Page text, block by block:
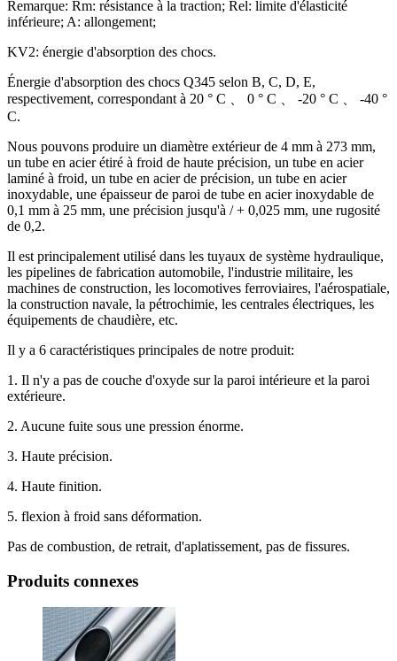
Remarque: Rm: résistance à la traction; Rel: limite d'élasticité
inférieure; A: allongement;
KV2: énergie d'absorption des chocs.
Énergie d'absorption des chocs Q345 selon B, C, D, E,
respectivement, correspondant à 20 ° C 、 0 ° C 、 -20 ° C 、 -40 °
C.
Nous pouvons produire un diamètre extérieur de 4 mm à 273 mm,
un tube en acier étiré à froid de haute précision, un tube en acier
laminé à froid, un tube en acier de précision, un tube en acier
inoxydable, une épaisseur de paroi de tube en acier inoxydable de
0,1 mm à 25 mm, une précision jusqu'à / + 0,025 mm, une rugosité
de 0,2.
Il est principalement utilisé dans les tuyaux de système hydraulique,
les pipelines de fabrication automobile, l'industrie militaire, les
machines de construction, les locomotives ferroviaires, l'aérospatiale,
la construction navale, la pétrochimie, les centrales électriques, les
équipements de chaudière, etc.
Il y a 6 caractéristiques principales de notre produit:
1. Il n'y a pas de couche d'oxyde sur la paroi intérieure et la paroi
extérieure.
2. Aucune fuite sous une pression énorme.
3. Haute précision.
4. Haute finition.
5. flexion à froid sans déformation.
Pas de combustion, de retrait, d'aplatissement, pas de fissures.
Produits connexes